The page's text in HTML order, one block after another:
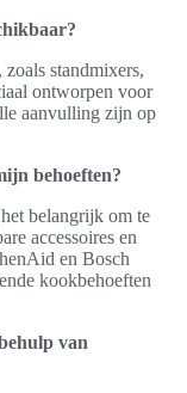
standmixers,
ontworpen voor
aanvulling zijn op
behoeften?
belangrijk om te
accessoires en
en Bosch
kookbehoeften
van